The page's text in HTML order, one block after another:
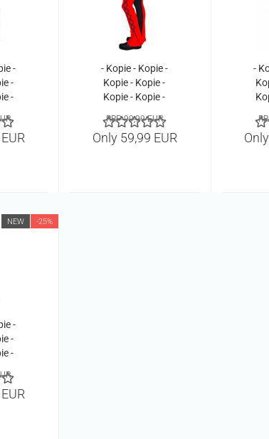
-
-
-
-
-
- Kopie - Kopie -
Kopie - Kopie -
Kopie - Kopie -
Kopie - Kopie -
Kopie - Kopie -
RRP 99,99 EUR
Only 59,99 EUR
-
NEW -25%
-
-
-
-
-